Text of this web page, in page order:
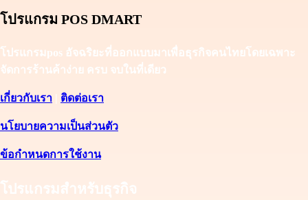
โปรแกรม POS DMART
โปรแกรมpos อัจฉริยะที่ออกแบบมาเพื่อธุรกิจคนไทยโดยเฉพาะ
จัดการร้านค้าง่าย ครบ จบในที่เดียว
เกี่ยวกับเรา ติดต่อเรา
นโยบายความเป็นส่วนตัว
ข้อกำหนดการใช้งาน
โปรแกรมสำหรับธุรกิจ